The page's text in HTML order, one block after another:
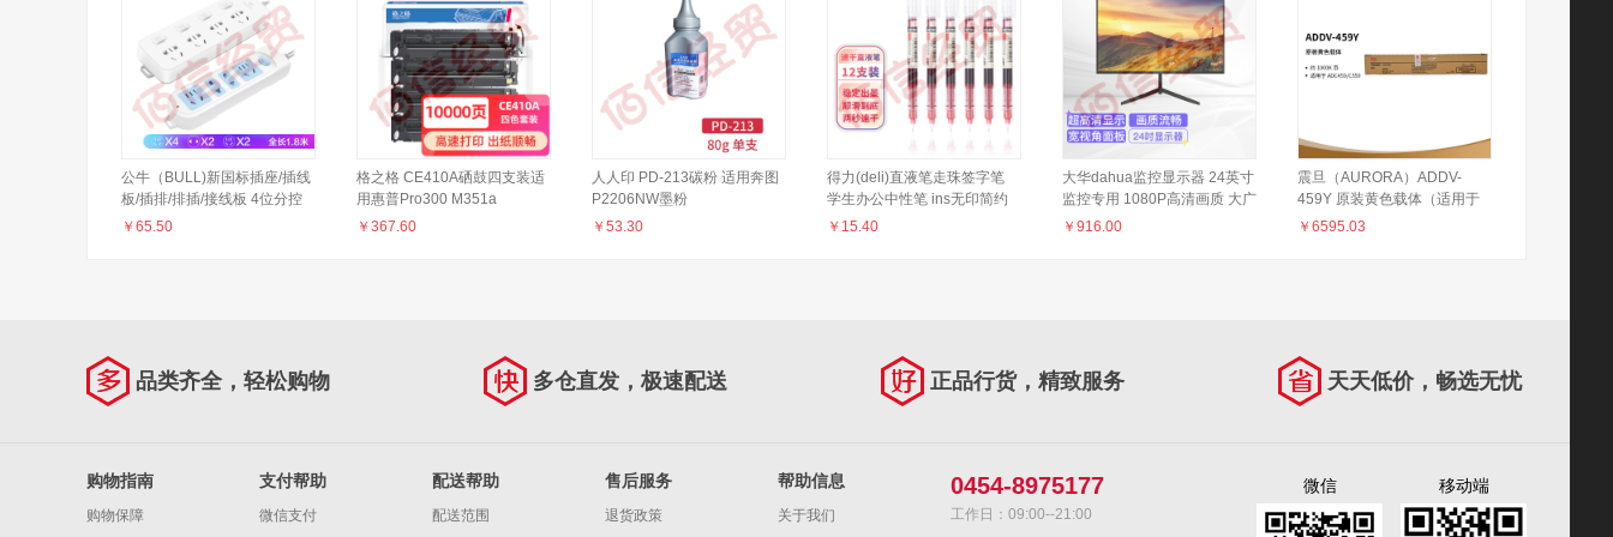
公牛（BULL)新国标插座/插线
板/插排/排插/接线板 4位分控
+4位总控全长1.8米套装
￥ 65.50
格之格 CE410A硒鼓四支装适
用惠普Pro300 M351a
M375nw Pro400 M451dn
￥ 367.60
人人印 PD-213碳粉 适用奔图
P2206NW墨粉
M6202NW/P2506碳粉
￥ 53.30
得力(deli)直液笔走珠签字笔
学生办公中性笔 ins无印简约
风 0.5mm全针管12支/盒S856
￥ 15.40
大华dahua监控显示器 24英寸
监控专用 1080P高清画质 大广
角低功率 多接口高清宽频监控
￥ 916.00
震旦（AURORA）ADDV-
459Y 原装黄色载体（适用于
ADC459/C559）约1000K页
￥ 6595.03
品类齐全，轻松购物 多仓直发，极速配送 正品行货，精致服务 天天低价，畅选无忧
购物指南
购物保障
支付帮助
微信支付
配送帮助
配送范围
售后服务
退货政策
帮助信息
关于我们
0454-8975177
工作日：09:00--21:00
微信 移动端